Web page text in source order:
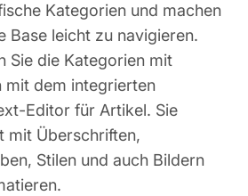
Kategorien und machen
Base leicht zu navigieren.
Sie die Kategorien mit
mit dem integrierten
Editor für Artikel. Sie
mit Überschriften,
Stilen und auch Bildern